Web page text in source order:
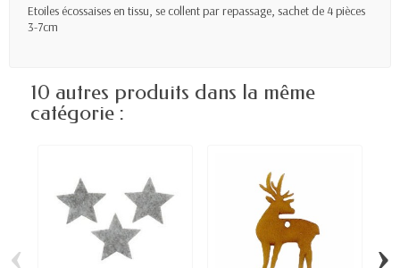
Etoiles écossaises en tissu, se collent par repassage, sachet de 4 pièces
3-7cm
10 autres produits dans la même
catégorie :
‹ ›